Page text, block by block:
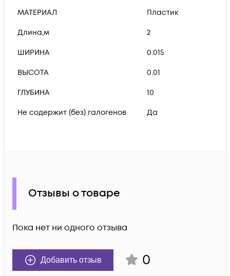
МАТЕРИАЛ Пластик
Длина,м 2
ШИРИНА 0.015
ВЫСОТА 0.01
ГЛУБИНА 10
Не содержит (без) галогенов Да
Отзывы о товаре
Пока нет ни одного отзыва
Добавить отзыв 0